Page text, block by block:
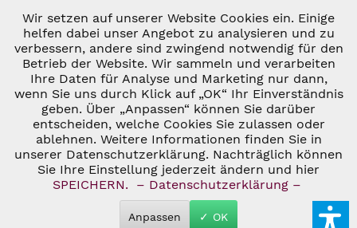
Zahlung & Versand
* ALLE PREISE INKL. GESETZL. UMSATZSTEUER ZZGL.
VERSANDKOSTEN UND GGF. NACHNAHMEGEBÜHREN, WENN NICHT
ANDERS BESCHRIEBEN
© 2026 C&D WEINHANDEL - ALL RIGHTS RESERVED. THEME BY
THEMEWARE®
Notwendig Aktiv
Marketing Inaktiv
Tracking Inaktiv
Personalisierung Inaktiv
Wir setzen auf unserer Website Cookies ein. Einige
helfen dabei unser Angebot zu analysieren und zu
verbessern, andere sind zwingend notwendig für den
Betrieb der Website. Wir sammeln und verarbeiten
Ihre Daten für Analyse und Marketing nur dann,
wenn Sie uns durch Klick auf „OK“ Ihr Einverständnis
geben. Über „Anpassen“ können Sie darüber
entscheiden, welche Cookies Sie zulassen oder
ablehnen. Weitere Informationen finden Sie in
unserer Datenschutzerklärung. Nachträglich können
Sie Ihre Einstellung jederzeit ändern und hier
SPEICHERN.
– Datenschutzerklärung –
Anpassen ✓ OK